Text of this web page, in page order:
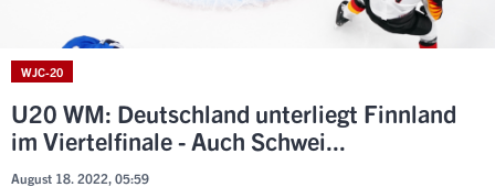
WJC-20
U20 WM: Deutschland unterliegt Finnland
im Viertelfinale - Auch Schwei...
August 18. 2022, 05:59